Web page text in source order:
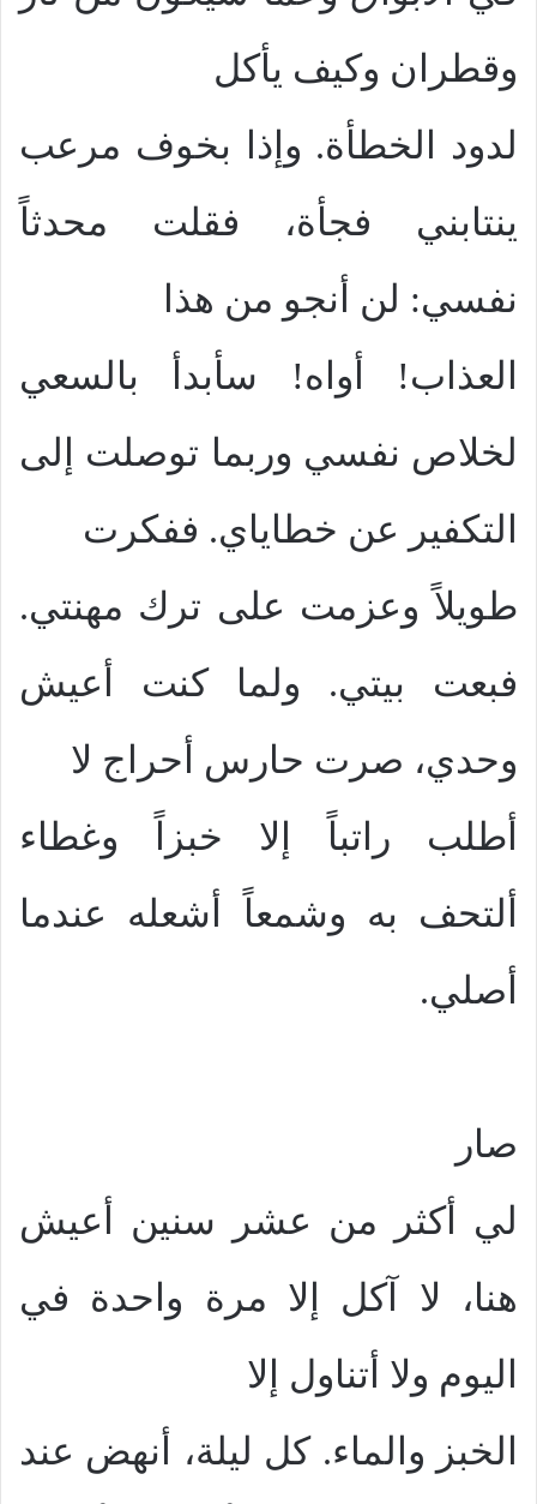
وقطران وكيف يأكل
لدود الخطأة. وإذا بخوف مرعب
ينتابني فجأة، فقلت محدثاً
نفسي: لن أنجو من هذا
العذاب! أواه! سأبدأ بالسعي
لخلاص نفسي وربما توصلت إلى
التكفير عن خطاياي. ففكرت
طويلاً وعزمت على ترك مهنتي.
فبعت بيتي. ولما كنت أعيش
وحدي، صرت حارس أحراج لا
أطلب راتباً إلا خبزاً وغطاء
ألتحف به وشمعاً أشعله عندما
أصلي.
صار
لي أكثر من عشر سنين أعيش
هنا، لا آكل إلا مرة واحدة في
اليوم ولا أتناول إلا
الخبز والماء. كل ليلة، أنهض عند